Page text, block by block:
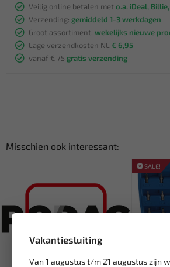
Vakantiesluiting
Van 1 augustus t/m 21 augustus zijn
Veilig online betalen met o.a. iDeal,
Verzending: gemiddeld 1-3 werkdagen
Groot assortiment, wekelijks nieuwe
Lage verzendkosten NL € 6,95
vanaf € 75 gratis verzending
Misschien ook interessant:
SALE!